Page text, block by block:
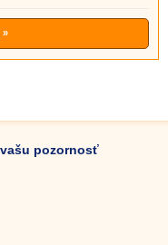
»
pozornosť